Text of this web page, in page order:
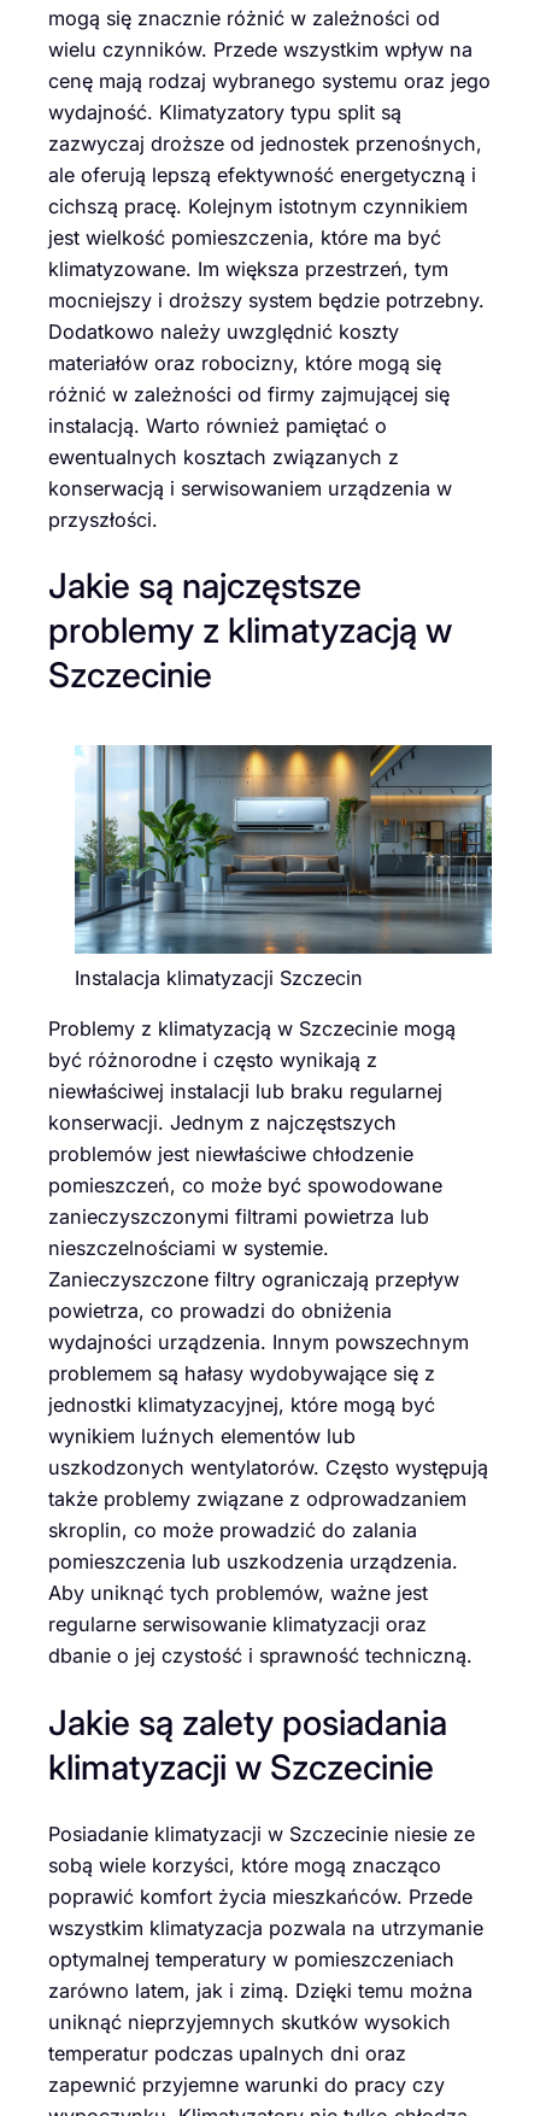
mogą się znacznie różnić w zależności od
wielu czynników. Przede wszystkim wpływ na
cenę mają rodzaj wybranego systemu oraz jego
wydajność. Klimatyzatory typu split są
zazwyczaj droższe od jednostek przenośnych,
ale oferują lepszą efektywność energetyczną i
cichszą pracę. Kolejnym istotnym czynnikiem
jest wielkość pomieszczenia, które ma być
klimatyzowane. Im większa przestrzeń, tym
mocniejszy i droższy system będzie potrzebny.
Dodatkowo należy uwzględnić koszty
materiałów oraz robocizny, które mogą się
różnić w zależności od firmy zajmującej się
instalacją. Warto również pamiętać o
ewentualnych kosztach związanych z
konserwacją i serwisowaniem urządzenia w
przyszłości.
Jakie są najczęstsze
problemy z klimatyzacją w
Szczecinie
Instalacja klimatyzacji Szczecin
Problemy z klimatyzacją w Szczecinie mogą
być różnorodne i często wynikają z
niewłaściwej instalacji lub braku regularnej
konserwacji. Jednym z najczęstszych
problemów jest niewłaściwe chłodzenie
pomieszczeń, co może być spowodowane
zanieczyszczonymi filtrami powietrza lub
nieszczelnościami w systemie.
Zanieczyszczone filtry ograniczają przepływ
powietrza, co prowadzi do obniżenia
wydajności urządzenia. Innym powszechnym
problemem są hałasy wydobywające się z
jednostki klimatyzacyjnej, które mogą być
wynikiem luźnych elementów lub
uszkodzonych wentylatorów. Często występują
także problemy związane z odprowadzaniem
skroplin, co może prowadzić do zalania
pomieszczenia lub uszkodzenia urządzenia.
Aby uniknąć tych problemów, ważne jest
regularne serwisowanie klimatyzacji oraz
dbanie o jej czystość i sprawność techniczną.
Jakie są zalety posiadania
klimatyzacji w Szczecinie
Posiadanie klimatyzacji w Szczecinie niesie ze
sobą wiele korzyści, które mogą znacząco
poprawić komfort życia mieszkańców. Przede
wszystkim klimatyzacja pozwala na utrzymanie
optymalnej temperatury w pomieszczeniach
zarówno latem, jak i zimą. Dzięki temu można
uniknąć nieprzyjemnych skutków wysokich
temperatur podczas upalnych dni oraz
zapewnić przyjemne warunki do pracy czy